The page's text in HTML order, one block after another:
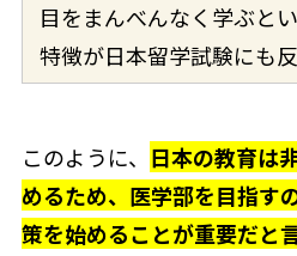
目をまんべんなく学ぶと
特徴が日本留学試験にも
このように、 日本の教育は
めるため、医学部を目指す
策を始めることが重要だと言